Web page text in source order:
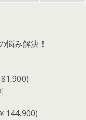
み解決！
144,900)